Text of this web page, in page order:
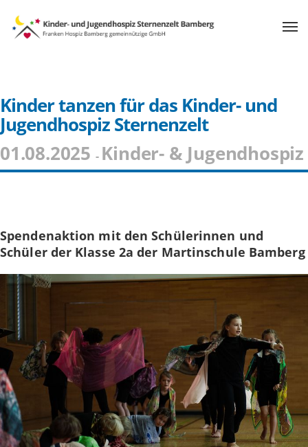
Kinder tanzen für das Kinder- und
Jugendhospiz Sternenzelt
01.08.2025 - Kinder- & Jugendhospiz
Spendenaktion mit den Schülerinnen und
Schüler der Klasse 2a der Martinschule Bamberg